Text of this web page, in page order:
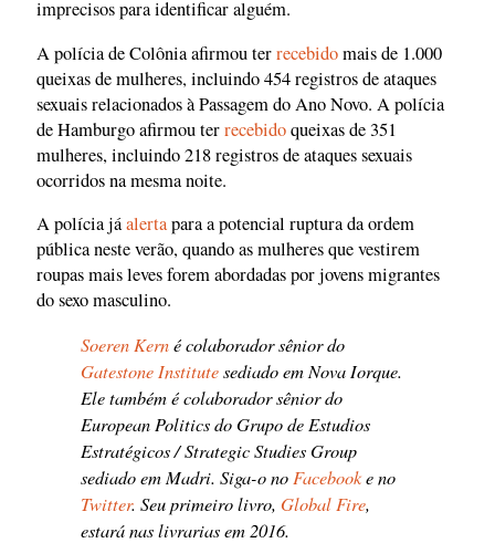
imprecisos para identificar alguém.
A polícia de Colônia afirmou terrecebidomais de 1.000
queixas de mulheres, incluindo 454 registros de ataques
sexuais relacionados à Passagem do Ano Novo. A polícia
de Hamburgo afirmou terrecebidoqueixas de 351
mulheres, incluindo 218 registros de ataques sexuais
ocorridos na mesma noite.
A polícia jáalertapara a potencial ruptura da ordem
pública neste verão, quando as mulheres que vestirem
roupas mais leves forem abordadas por jovens migrantes
do sexo masculino.
Soeren Kerné colaborador sênior do
Gatestone Institutesediado em Nova Iorque.
Ele também é colaborador sênior do
European Politics do Grupo de Estudios
Estratégicos / Strategic Studies Group
sediado em Madri. Siga-o no Facebooke no
Twitter. Seu primeiro livro, Global Fire,
estará nas livrarias em 2016.